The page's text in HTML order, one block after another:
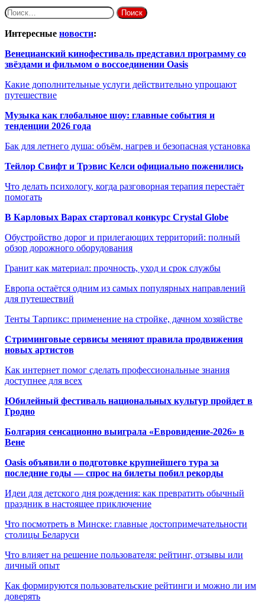
Найти:
Интересные новости:
Венецианский кинофестиваль представил программу со
звёздами и фильмом о воссоединении Oasis
Какие дополнительные услуги действительно упрощают
путешествие
Музыка как глобальное шоу: главные события и
тенденции 2026 года
Бак для летнего душа: объём, нагрев и безопасная установка
Тейлор Свифт и Трэвис Келси официально поженились
Что делать психологу, когда разговорная терапия перестаёт
помогать
В Карловых Варах стартовал конкурс Crystal Globe
Обустройство дорог и прилегающих территорий: полный
обзор дорожного оборудования
Гранит как материал: прочность, уход и срок службы
Европа остаётся одним из самых популярных направлений
для путешествий
Тенты Тарпикс: применение на стройке, дачном хозяйстве
Стриминговые сервисы меняют правила продвижения
новых артистов
Как интернет помог сделать профессиональные знания
доступнее для всех
Юбилейный фестиваль национальных культур пройдет в
Гродно
Болгария сенсационно выиграла «Евровидение-2026» в
Вене
Oasis объявили о подготовке крупнейшего тура за
последние годы — спрос на билеты побил рекорды
Идеи для детского дня рождения: как превратить обычный
праздник в настоящее приключение
Что посмотреть в Минске: главные достопримечательности
столицы Беларуси
Что влияет на решение пользователя: рейтинг, отзывы или
личный опыт
Как формируются пользовательские рейтинги и можно ли им
доверять